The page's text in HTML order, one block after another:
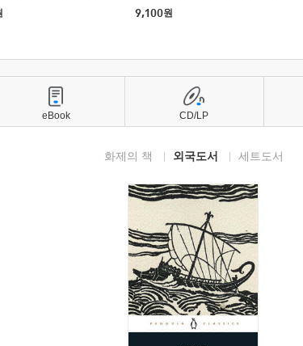
9,100원
화제의 책 외국도서 세트도서
eBook CD/LP